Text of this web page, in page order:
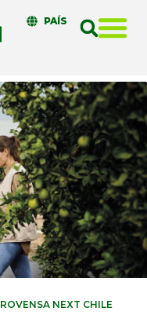
PAÍS
ROVENSA NEXT CHILE